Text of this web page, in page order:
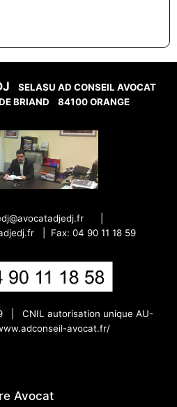
SELASU AD CONSEIL AVOCAT
BRIAND
84100 ORANGE
Fax: 04 90 11 18 59
| CNIL autorisation unique AU-
avocat.fr/
Avocat